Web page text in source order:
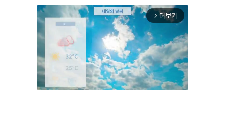
arrow_forward_ios 더보기